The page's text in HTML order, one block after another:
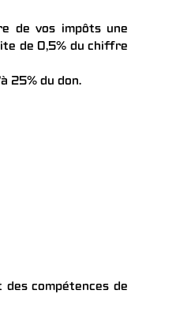
de vos impôts une
de 0,5% du chiffre
25% du don.
compétences de